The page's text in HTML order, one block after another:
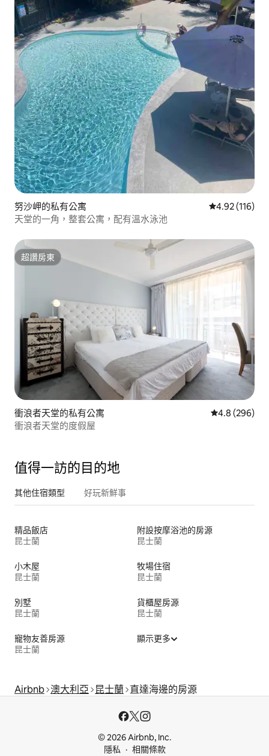
努沙岬的私有公寓 從 116 則評價
4.92 (116)
天堂的一角，整套公寓，配有溫水泳池
超讚房東
超讚房東
衝浪者天堂的私有公寓 從 296 則評價
4.8 (296)
衝浪者天堂的度假屋
值得一訪的目的地
其他住宿類型 好玩新鮮事
精品飯店
昆士蘭
附設按摩浴池的房源
昆士蘭
小木屋
昆士蘭
牧場住宿
昆士蘭
別墅
昆士蘭
貨櫃屋房源
昆士蘭
寵物友善房源
昆士蘭
顯示更多
Airbnb 澳大利亞 昆士蘭 直達海邊的房源
© 2026 Airbnb, Inc.
隱私
相關條款